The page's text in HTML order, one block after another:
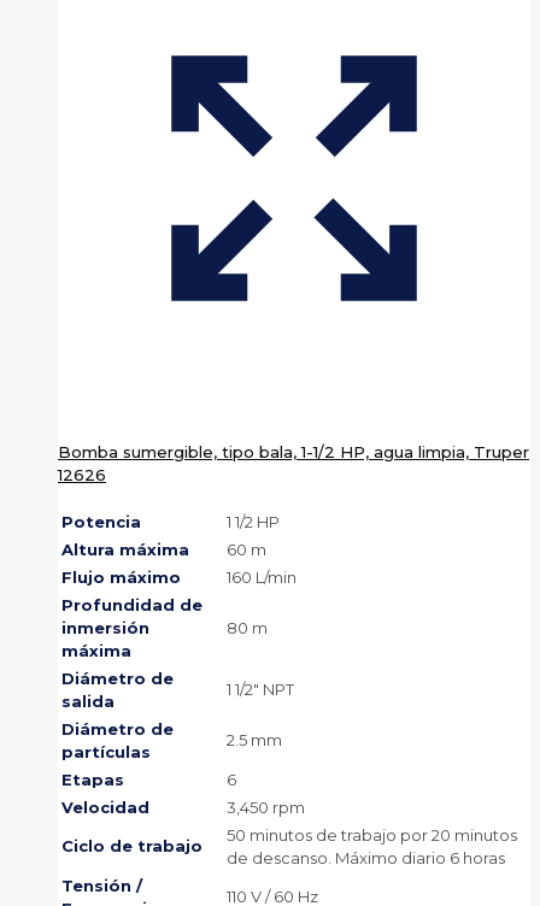
Bomba sumergible, tipo bala, 1-1/2 HP, agua limpia, Truper
12626
Potencia
1 1/2 HP
Altura máxima
60 m
Flujo máximo
160 L/min
Profundidad de
inmersión
máxima
80 m
Diámetro de
salida
1 1/2″ NPT
Diámetro de
partículas
2.5 mm
Etapas
6
Velocidad
3,450 rpm
Ciclo de trabajo
50 minutos de trabajo por 20 minutos
de descanso. Máximo diario 6 horas
Tensión /
110 V / 60 Hz